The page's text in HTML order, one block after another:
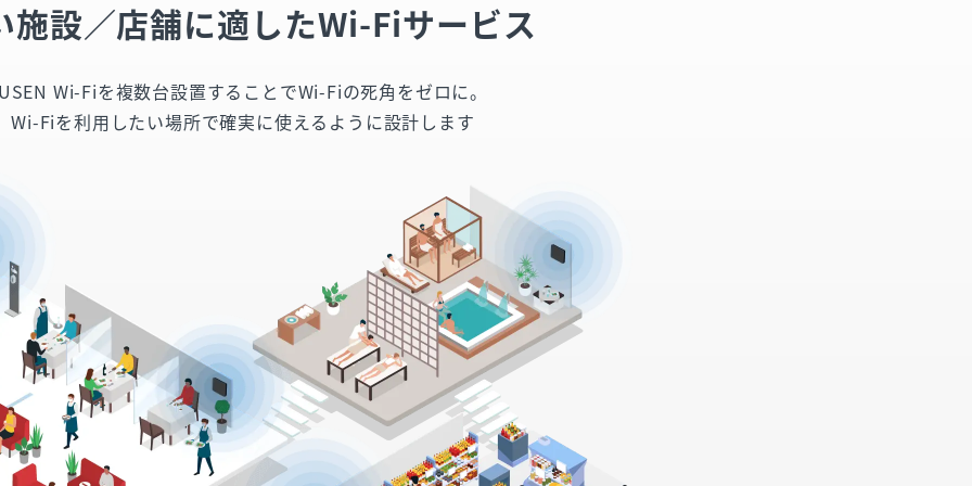
施設／店舗に適したWi-Fiサービス
Wi-Fiを複数台設置することでWi-Fiの死角をゼロに。
Wi-Fiを利用したい場所で確実に使えるように設計します